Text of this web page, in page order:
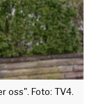
oss". Foto: TV4.